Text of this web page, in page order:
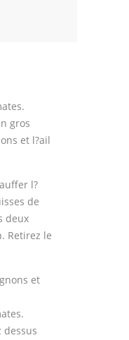
gros
et l?ail
l?
de
deux
Retirez le
et
dessus